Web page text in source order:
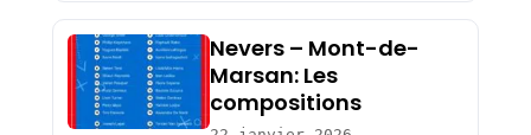
Nevers – Mont-de-
Marsan: Les
compositions